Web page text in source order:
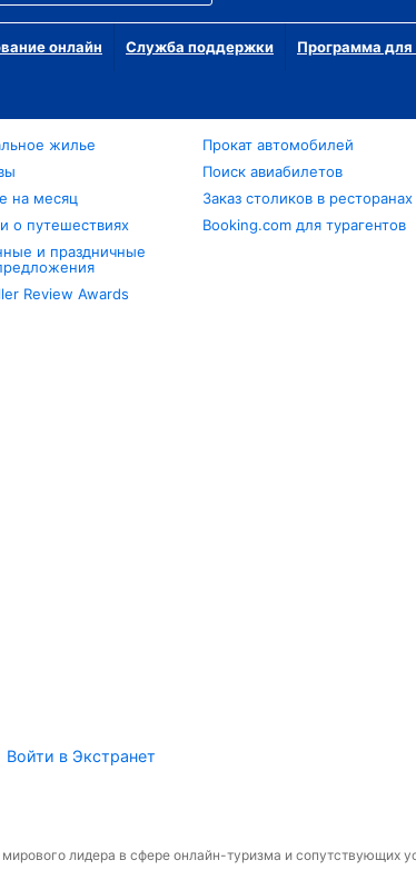
онлайн Служба поддержки Программа
жилье
на месяц
о путешествиях
и праздничные
Review Awards
Прокат автомобилей
Поиск авиабилетов
Заказ столиков в ресторанах
Booking.com для турагентов
Войти в Экстранет
лидера в сфере онлайн-туризма и сопутствующих